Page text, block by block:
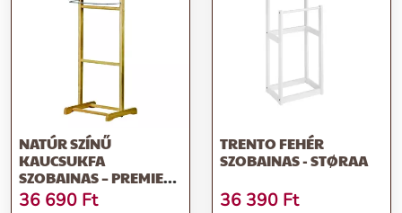
NATÚR SZÍNŰ
KAUCSUKFA
SZOBAINAS – PREMIER
HOUSEWARES
36 690 Ft
TRENTO FEHÉR
SZOBAINAS - STØRAA
36 390 Ft